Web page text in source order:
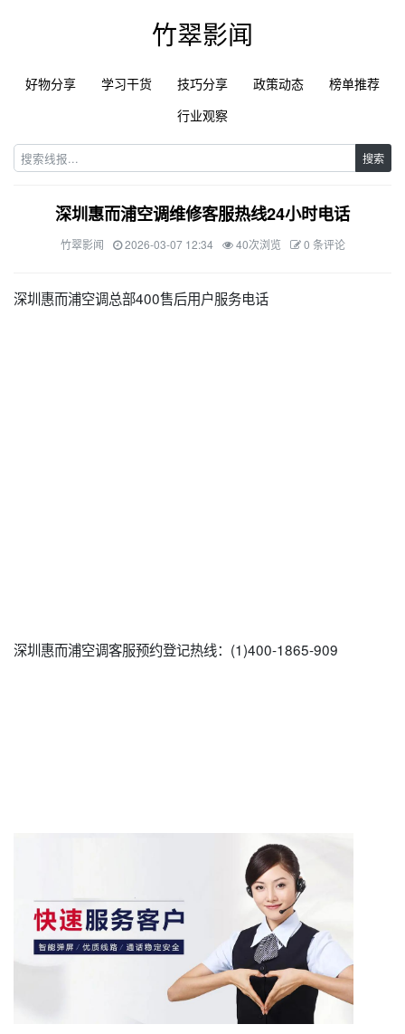
竹翠影闻
好物分享 学习干货 技巧分享 政策动态
榜单推荐
行业观察
搜索
深圳惠而浦空调维修客服热线24小时电话
竹翠影闻 2026-03-07 12:34 40次浏览 0 条评论
深圳惠而浦空调总部400售后用户服务电话
深圳惠而浦空调客服预约登记热线：(1)400-1865-909